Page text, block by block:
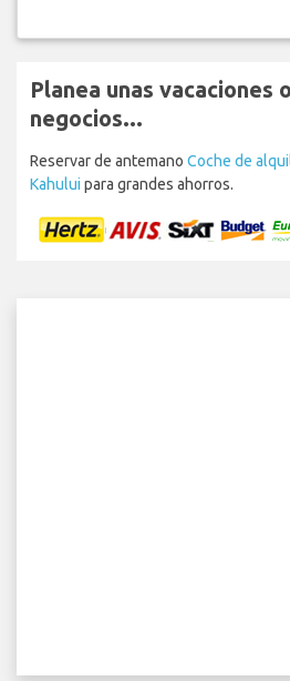
Planea unas vacaciones
negocios...
Reservar de antemano Coche de
Kahului para grandes ahorros.